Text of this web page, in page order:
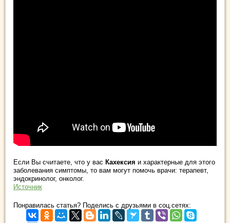
Если Вы считаете, что у вас Кахексия и характерные для этого
заболевания симптомы, то вам могут помочь врачи: терапевт,
эндокринолог, онколог.
Источник
Понравилась статья? Поделись с друзьями в соц.сетях: